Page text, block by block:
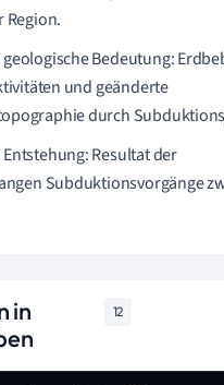
Region.
Bedeutung:
und geänderte
durch
Resultat der
Subduktionsvorgänge
in
12